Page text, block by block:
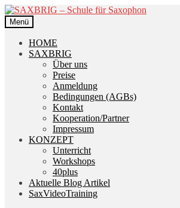
Zur
Navigation
springen
Zum
Inhalt
springen
Menü
HOME
SAXBRIG
Über uns
Preise
Anmeldung
Bedingungen (AGBs)
Kontakt
Kooperation/Partner
Impressum
KONZEPT
Unterricht
Workshops
40plus
Aktuelle Blog Artikel
SaxVideoTraining